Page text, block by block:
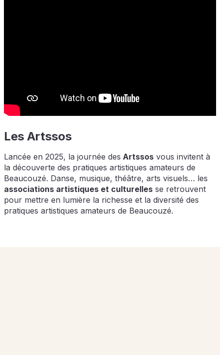
Les Artssos
Lancée en 2025, la journée des Artssos vous invitent à
la découverte des pratiques artistiques amateurs de
Beaucouzé. Danse, musique, théâtre, arts visuels… les
associations artistiques et culturelles se retrouvent
pour mettre en lumière la richesse et la diversité des
pratiques artistiques amateurs de Beaucouzé.